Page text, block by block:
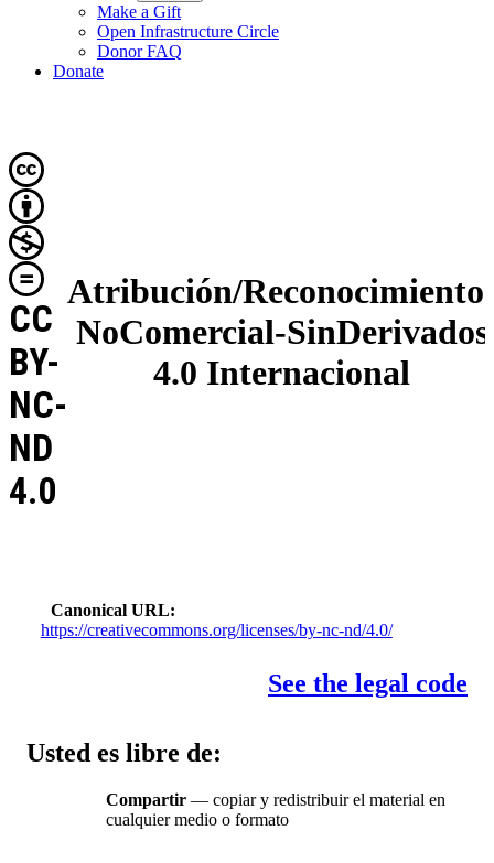
Make a Gift
Open Infrastructure Circle
Donor FAQ
Donate
Atribución/
NoComercial-SinDerivados
4.0 Internacional
CC
BY-
NC-
ND
4.0
Canonical URL
https://creativecommons.org/licenses/by-nc-nd/4.0/
See the legal code
Usted es libre de:
Compartir — copiar y redistribuir el material en
cualquier medio o formato